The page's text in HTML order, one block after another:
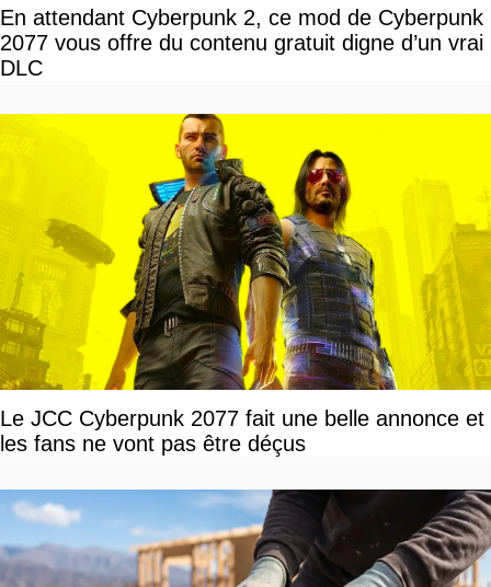
En attendant Cyberpunk 2, ce mod de Cyberpunk
2077 vous offre du contenu gratuit digne d’un vrai
DLC
Le JCC Cyberpunk 2077 fait une belle annonce et
les fans ne vont pas être déçus